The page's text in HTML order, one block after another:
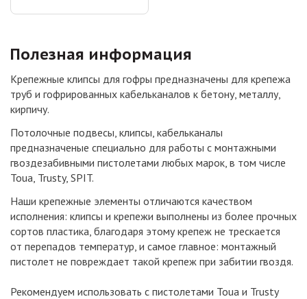
Полезная информация
Крепежные клипсы для гофры предназначены для крепежа
труб и гофрированных кабельканалов к бетону, металлу,
кирпичу.
Потолочные подвесы, клипсы, кабельканалы
предназначеные специально для работы с монтажными
гвоздезабивными пистолетами любых марок, в том числе
Toua, Trusty, SPIT.
Наши крепежные элементы отличаются качеством
исполнения: клипсы и крепежи выполнены из более прочных
сортов пластика, благодаря этому крепеж не трескается
от перепадов температур, и самое главное: монтажный
пистолет не повреждает такой крепеж при забитии гвоздя.
Рекомендуем использовать с пистолетами Toua и Trusty